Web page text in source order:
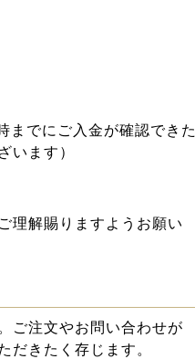
までにご入金が確認できた
います）
理解賜りますようお願い
ご注文やお問い合わせが
だきたく存じます。